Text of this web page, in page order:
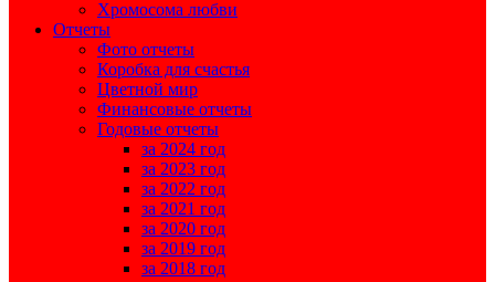
Хромосома любви
Отчеты
Фото отчеты
Коробка для счастья
Цветной мир
Финансовые отчеты
Годовые отчеты
за 2024 год
за 2023 год
за 2022 год
за 2021 год
за 2020 год
за 2019 год
за 2018 год